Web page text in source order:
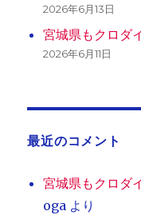
2026年6月13日
宮城県もクロダ
2026年6月11日
最近のコメント
宮城県もクロダ
oga より